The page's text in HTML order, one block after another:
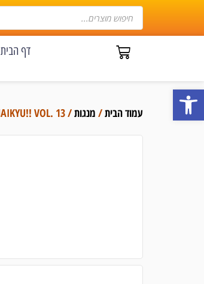
פתח סרגל נגישות
דף הבית
עמוד הבית/ מנגות/ HAIKYU!! VOL. 13